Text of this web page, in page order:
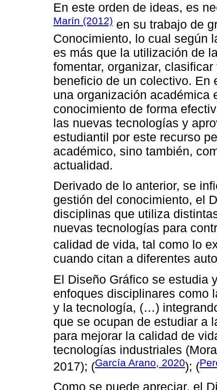
En este orden de ideas, es
Marín (2012) en su trabajo de
Conocimiento, lo cual según
es más que la utilización de
fomentar, organizar,
beneficio de un colectivo. En
una organización académica
conocimiento de forma
las nuevas tecnologías y
estudiantil por este recurso
académico, sino también,
actualidad.
Derivado de lo anterior, se
gestión del conocimiento, el
disciplinas que utiliza
nuevas tecnologías para
calidad de vida, tal como lo
cuando citan a diferentes
El Diseño Gráfico se estudia
enfoques disciplinares como
y la tecnología, (…)
que se ocupan de estudiar a
para mejorar la calidad de
tecnologías industriales
2017); (García Arano, 2020); (
Como se puede apreciar, el